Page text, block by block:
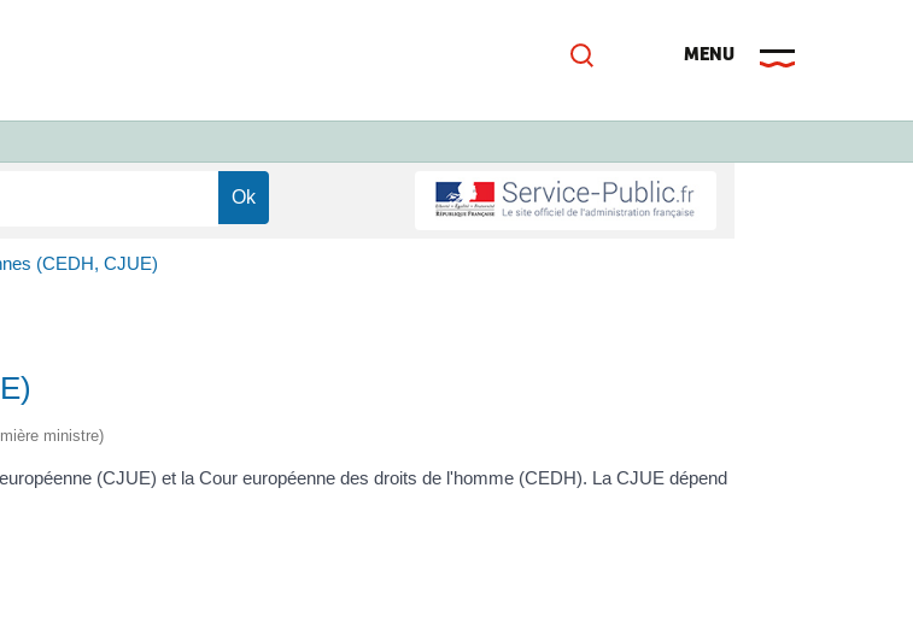
(CEDH, CJUE)
ministre)
(CJUE) et la Cour européenne des droits de l'homme (CEDH). La CJUE dépend